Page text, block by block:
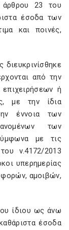
23 του
έσοδα των
και ποινές,
από την
ή
με την ίδια
έννοια των
των
με τις
ν.4172/2013
υπερημερίας
αμοιβών,
ίδιου ως άνω
έσοδα